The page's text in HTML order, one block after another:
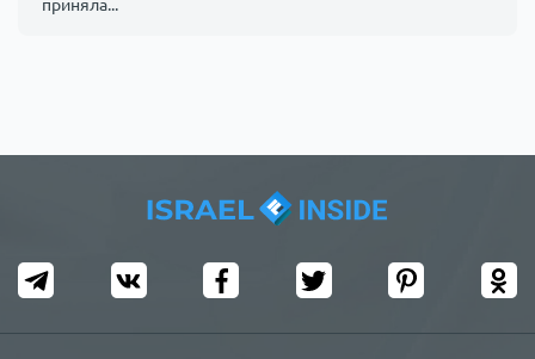
приняла...